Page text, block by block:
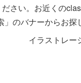
さい。お近くの
」のバナーからお探
イラストレー